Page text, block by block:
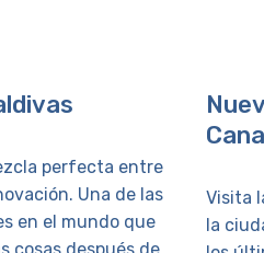
perfecta entre
Una de las
en el mundo que
Cana
Visita
la